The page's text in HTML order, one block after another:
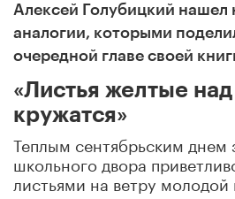
Алексей Голубицкий
аналогии, которыми
очередной главе своей
«Листья желтые
кружатся»
Теплым сентябрьским днем
школьного двора
листьями на ветру молодой